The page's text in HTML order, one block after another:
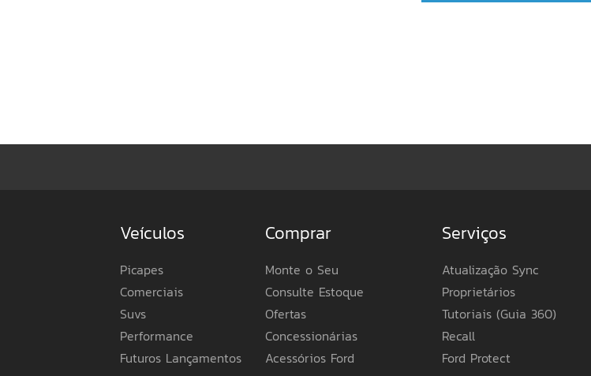
Veículos
Picapes
Comerciais
Suvs
Performance
Futuros Lançamentos
Comprar
Monte o Seu
Consulte Estoque
Ofertas
Concessionárias
Acessórios Ford
Serviços
Atualização Sync
Proprietários
Tutoriais (Guia 360)
Recall
Ford Protect